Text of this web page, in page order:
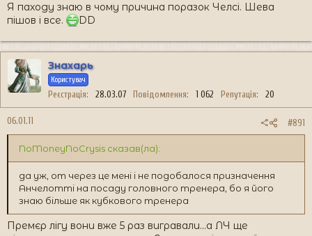
Я паходу знаю в чому причина поразок Челсі. Шева
пішов і все.
DD
Знахарь
Користувач
Реєстрація 28.03.07 Повідомлення 1 062 Репутація 20
06.01.11 #891
NoMoneyNoCrysis сказав(ла):
да уж, от через це мені і не подобалося призначення
Анчелотті на посаду головного тренера, бо я його
знаю більше як кубкового тренера
Премєр лігу вони вже 5 раз вигравали...а ЛЧ ще